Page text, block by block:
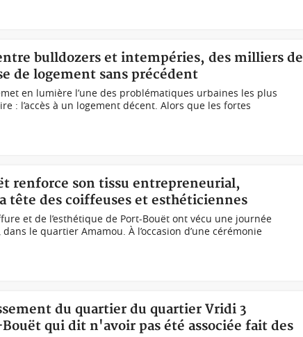
bulldozers et intempéries, des milliers de
de logement sans précédent
en lumière l’une des problématiques urbaines les plus
: l’accès à un logement décent. Alors que les fortes
renforce son tissu entrepreneurial,
tête des coiffeuses et esthéticiennes
et de l’esthétique de Port-Bouët ont vécu une journée
le quartier Amamou. À l’occasion d’une cérémonie
du quartier du quartier Vridi 3
qui dit n'avoir pas été associée fait des